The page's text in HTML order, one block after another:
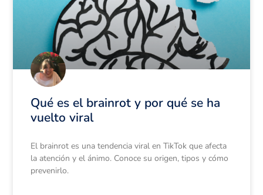
Qué es el brainrot y por qué se ha
vuelto viral
El brainrot es una tendencia viral en TikTok que afecta
la atención y el ánimo. Conoce su origen, tipos y cómo
prevenirlo.